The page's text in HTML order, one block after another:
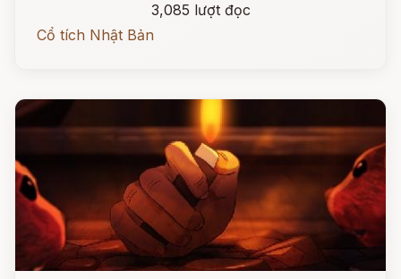
3,085 lượt đọc
Cổ tích Nhật Bản